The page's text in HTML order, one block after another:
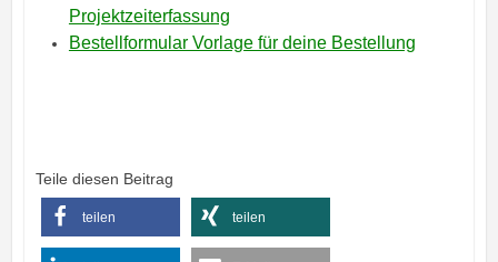
Projektzeiterfassung
Bestellformular Vorlage für deine Bestellung
Teile diesen Beitrag
teilen teilen